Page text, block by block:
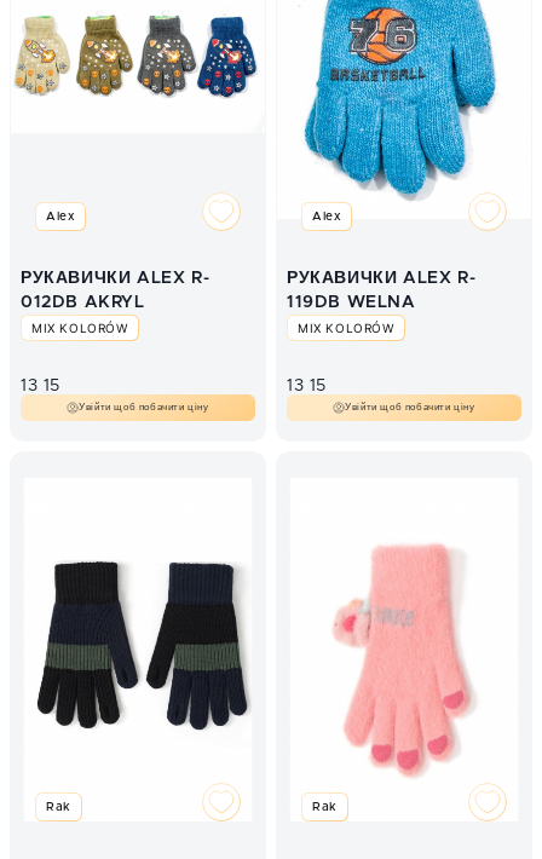
Alex
РУКАВИЧКИ ALEX R-
012DB AKRYL
MIX KOLORÓW
13 15
Увійти щоб побачити ціну
Alex
РУКАВИЧКИ ALEX R-
119DB WELNA
MIX KOLORÓW
13 15
Увійти щоб побачити ціну
Rak Rak